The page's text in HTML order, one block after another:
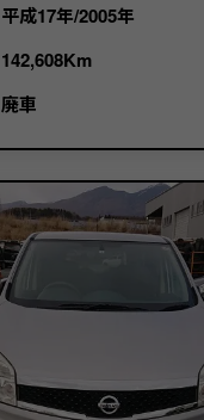
平成17年/2005年
142,608Km
廃車